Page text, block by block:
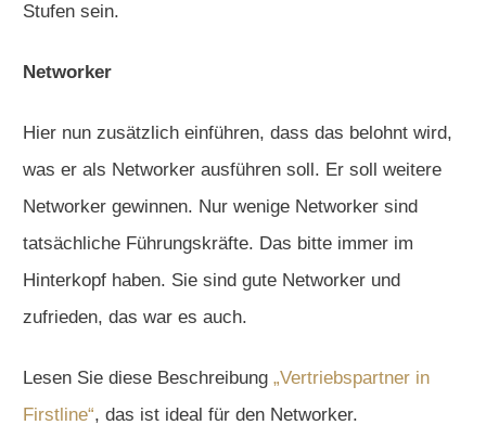
Stufen sein.
Networker
Hier nun zusätzlich einführen, dass das belohnt wird,
was er als Networker ausführen soll. Er soll weitere
Networker gewinnen. Nur wenige Networker sind
tatsächliche Führungskräfte. Das bitte immer im
Hinterkopf haben. Sie sind gute Networker und
zufrieden, das war es auch.
Lesen Sie diese Beschreibung „Vertriebspartner in
Firstline“, das ist ideal für den Networker.